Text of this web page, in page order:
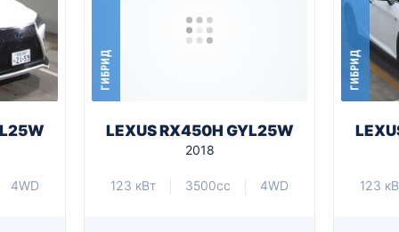
4WD
ГИБРИД
LEXUS RX450H GYL25W
2018
123 кВт 3500cc 4WD
ГИБРИД
123